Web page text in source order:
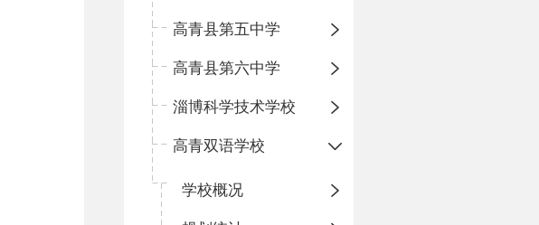
高青县第五中学
高青县第六中学
淄博科学技术学校
高青双语学校
学校概况